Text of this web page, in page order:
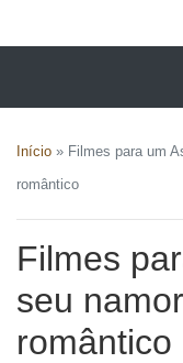
Início » Filmes para um
romântico
Filmes
seu
romântico